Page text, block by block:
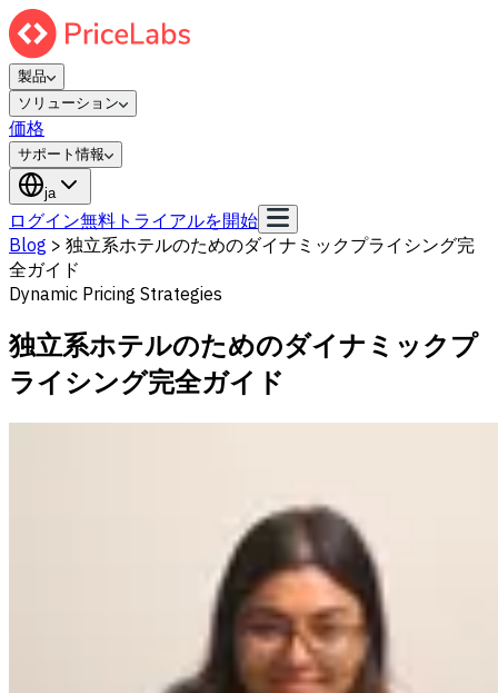
製品
ソリューション
価格
サポート情報
ja
ログイン無料トライアルを開始
Blog > 独立系ホテルのためのダイナミックプライシング完
全ガイド
Dynamic Pricing Strategies
独立系ホテルのためのダイナミックプ
ライシング完全ガイド